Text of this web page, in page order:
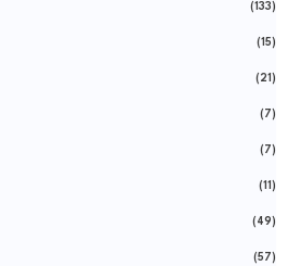
(133)
(15)
(21)
(7)
(7)
(11)
(49)
(57)